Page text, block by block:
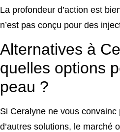
La profondeur d’action est
n’est pas conçu pour des
Alternatives à
quelles options
peau ?
Si Ceralyne ne vous
d’autres solutions, le marché